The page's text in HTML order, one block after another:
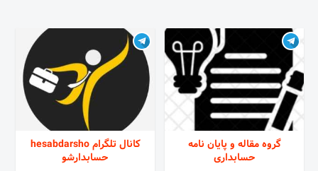
HY3F207RbsH7qVaRcb7HKy
تماس : 09225826083
گروه مقاله و پایان نامه
حسابداری
کانال تلگرام hesabdarsho
حسابدارشو